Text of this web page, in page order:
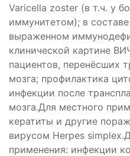
Varicella zoster (в т.ч. у
иммунитетом); в
выраженном
клинической картине
пациентов, перенёсших
мозга; профилактика
инфекции после
мозга.Для местного
кератиты и другие
вирусом Herpes
применения: инфекции